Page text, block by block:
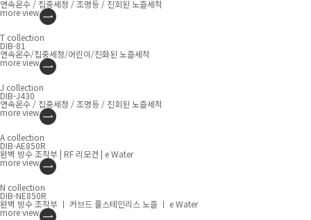
연속온수 / 집중세정 / 조명등 / 진회된 노즐세척
moreview
T collection
DIB-81
연속온수/집중세정/어린이/진화된 노즐세척
moreview
J collection
DIB-J430
연속온수 / 집중세정 / 조명등 / 진회된 노즐세척
moreview
A collection
DIB-AE850R
완벽 방수 조작부 | RF 리모컨 | e Water
moreview
N collection
DIB-NE850R
완벽 방수 조작부 ㅣ 커브드 풀스테인리스 노즐 ㅣ e Water
moreview